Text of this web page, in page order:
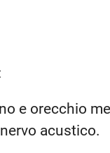
e orecchio
acustico.